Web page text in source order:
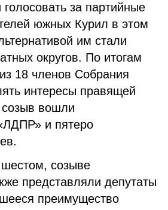
голосовать за партийные
южных Курил в этом
им стали
округов. По итогам
18 членов Собрания
интересы правящей
созыв вошли
и пятеро
созыве
представляли депутаты
преимущество